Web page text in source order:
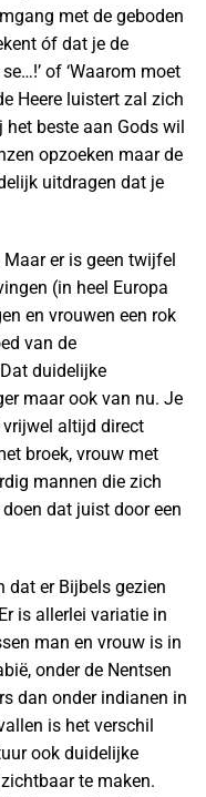
met de geboden
óf dat je de
of ‘Waarom moet
Heere luistert zal zich
beste aan Gods wil
opzoeken maar de
uitdragen dat je
er is geen twijfel
(in heel Europa
en vrouwen een rok
van de
duidelijke
maar ook van nu. Je
altijd direct
broek, vrouw met
mannen die zich
dat juist door een
dat er Bijbels gezien
is allerlei variatie in
man en vrouw is in
onder de Nentsen
dan onder indianen in
is het verschil
ook duidelijke
te maken.